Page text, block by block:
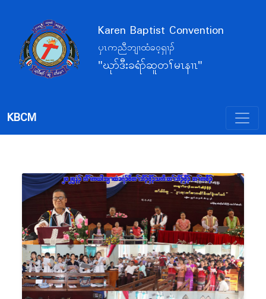
Karen Baptist Convention
ပှၤကညီဘျၢထံခဝ့ရှၢၣ်
"ဃုာ်ဒီးခရံာ်ဆူတၢ်မၤနၢၤ"
KBCM